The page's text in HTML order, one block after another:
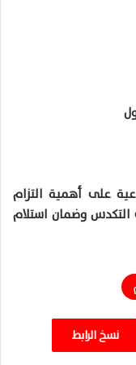
على أهمية التزام
التكدس وضمان استلام
نسخ الرابط